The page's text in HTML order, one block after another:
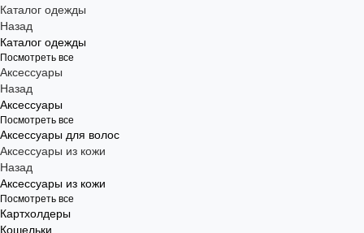
Каталог одежды
Назад
Каталог одежды
Посмотреть все
Аксессуары
Назад
Аксессуары
Посмотреть все
Аксессуары для волос
Аксессуары из кожи
Назад
Аксессуары из кожи
Посмотреть все
Картхолдеры
Кошельки